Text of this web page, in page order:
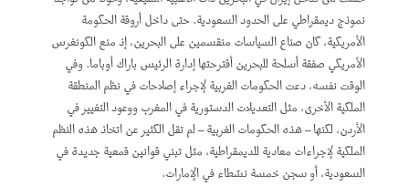
نموذج ديمقراطي على الحدود السعودية. حتى داخل أروقة الحكومة
الأمريكية، كان صناع السياسات منقسمين على البحرين، إذ منع الكونغرس
الأمريكي صفقة أسلحة للبحرين أقترحتها إدارة الرئيس باراك أوباما. وفي
الوقت نفسه، دعت الحكومات الغربية لإجراء إصلاحات في نظم المنطقة
الملكية الأخرى، مثل التعديلات الدستورية في المغرب ووعود التغيير في
الأردن، لكنها – هذه الحكومات الغربية – لم تقل الكثير عن اتخاذ هذه النظم
الملكية لإجراءات معادية للديمقراطية، مثل تبني قوانين قمعية جديدة في
السعودية، أو سجن خمسة نشطاء في الإمارات.